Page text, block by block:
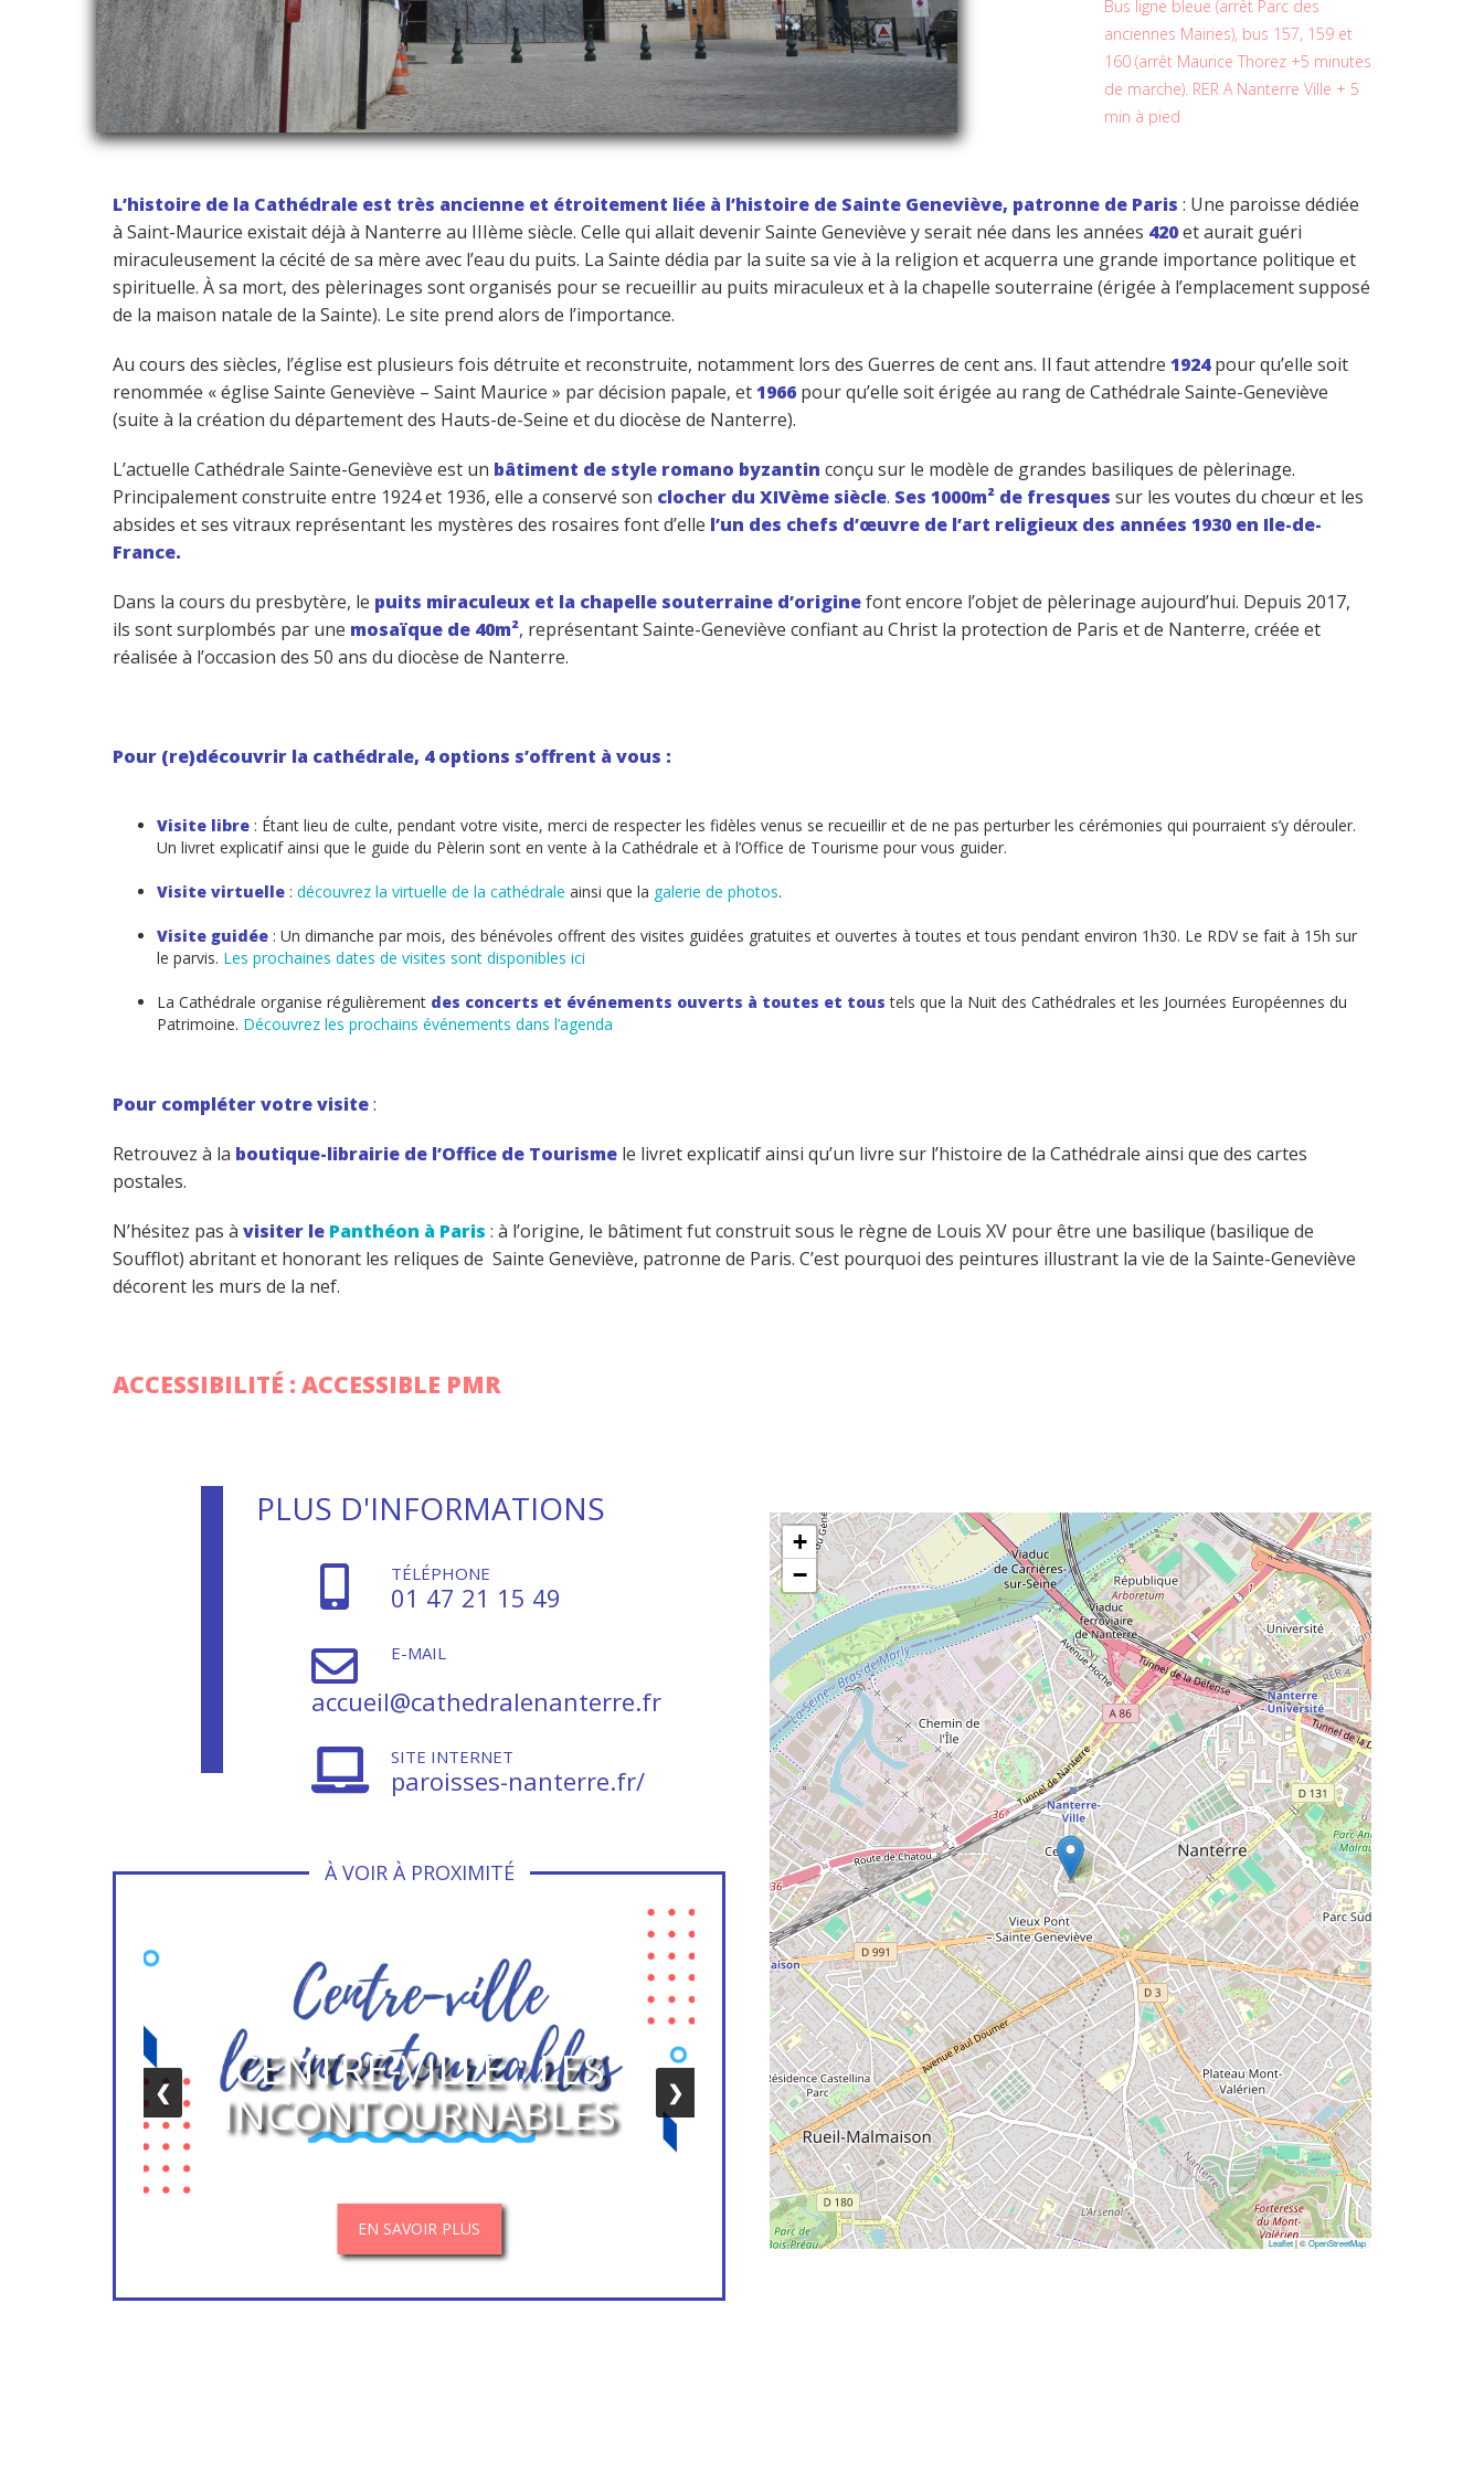
Bus ligne bleue (arrêt Parc des
anciennes Mairies), bus 157, 159 et
160 (arrêt Maurice Thorez +5 minutes
de marche). RER A Nanterre Ville + 5
min à pied
L’histoire de la Cathédrale est très ancienne et étroitement liée à l’histoire de Sainte Geneviève, patronne de Paris : Une paroisse dédiée
à Saint-Maurice existait déjà à Nanterre au IIIème siècle. Celle qui allait devenir Sainte Geneviève y serait née dans les années 420et aurait guéri
miraculeusement la cécité de sa mère avec l’eau du puits. La Sainte dédia par la suite sa vie à la religion et acquerra une grande importance politique et
spirituelle. À sa mort, des pèlerinages sont organisés pour se recueillir au puits miraculeux et à la chapelle souterraine (érigée à l’emplacement supposé
de la maison natale de la Sainte). Le site prend alors de l’importance.
Au cours des siècles, l’église est plusieurs fois détruite et reconstruite, notamment lors des Guerres de cent ans. Il faut attendre 1924pour qu’elle soit
renommée « église Sainte Geneviève – Saint Maurice » par décision papale, et1966 pour qu’elle soit érigée au rang de Cathédrale Sainte-Geneviève
(suite à la création du département des Hauts-de-Seine et du diocèse de Nanterre).
L’actuelle Cathédrale Sainte-Geneviève est un bâtiment de style romano byzantin conçu sur le modèle de grandes basiliques de pèlerinage.
Principalement construite entre 1924 et 1936, elle a conservé son clocher du XIVème siècle. Ses 1000m² de fresques sur les voutes du chœur et les
absides et ses vitraux représentant les mystères des rosaires font d’elle l’un des chefs d’œuvre de l’art religieux des années 1930 en Ile-de-
France.
Dans la cours du presbytère, le puits miraculeux et la chapelle souterraine d’originefont encore l’objet de pèlerinage aujourd’hui. Depuis 2017,
ils sont surplombés par une mosaïque de 40m², représentant Sainte-Geneviève confiant au Christ la protection de Paris et de Nanterre, créée et
réalisée à l’occasion des 50 ans du diocèse de Nanterre.
Pour (re)découvrir la cathédrale, 4 options s’offrent à vous :
Visite libre : Étant lieu de culte, pendant votre visite, merci de respecter les fidèles venus se recueillir et de ne pas perturber les cérémonies qui pourraient s’y dérouler.
Un livret explicatif ainsi que le guide du Pèlerin sont en vente à la Cathédrale et à l’Office de Tourisme pour vous guider.
Visite virtuelle : découvrez la virtuelle de la cathédrale ainsi que la galerie de photos.
Visite guidée : Un dimanche par mois, des bénévoles offrent des visites guidées gratuites et ouvertes à toutes et tous pendant environ 1h30. Le RDV se fait à 15h sur
le parvis. Les prochaines dates de visites sont disponibles ici
La Cathédrale organise régulièrement des concerts et événements ouverts à toutes et tous tels que la Nuit des Cathédrales et les Journées Européennes du
Patrimoine. Découvrez les prochains événements dans l’agenda
Pour compléter votre visite:
Retrouvez à la boutique-librairie de l’Office de Tourisme le livret explicatif ainsi qu’un livre sur l’histoire de la Cathédrale ainsi que des cartes
postales.
N’hésitez pas à visiter le Panthéon à Paris : à l’origine, le bâtiment fut construit sous le règne de Louis XV pour être une basilique (basilique de
Soufflot) abritant et honorant les reliques de Sainte Geneviève, patronne de Paris. C’est pourquoi des peintures illustrant la vie de la Sainte-Geneviève
décorent les murs de la nef.
ACCESSIBILITÉ : ACCESSIBLE PMR
PLUS D'INFORMATIONS
TÉLÉPHONE
01 47 21 15 49
E-MAIL
accueil@cathedralenanterre.fr
SITE INTERNET
paroisses-nanterre.fr/
À VOIR À PROXIMITÉ
CENTRE-VILLE : LES
INCONTOURNABLES
EN SAVOIR PLUS
❮ ❯
+
−
Leaflet| ©OpenStreetMap